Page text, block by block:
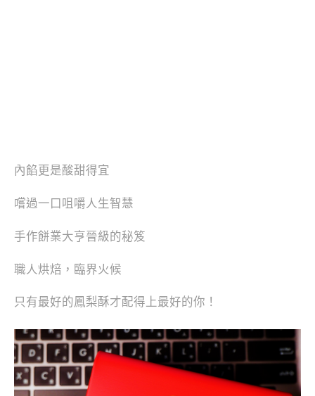
內餡更是酸甜得宜
嚐過一口咀嚼人生智慧
手作餅業大亨晉級的秘笈
職人烘焙，臨界火候
只有最好的鳳梨酥才配得上最好的你！